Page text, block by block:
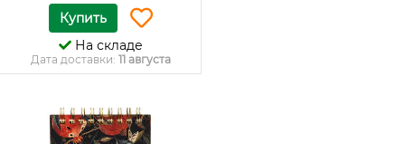
Купить
На складе
Дата доставки: 11 августа